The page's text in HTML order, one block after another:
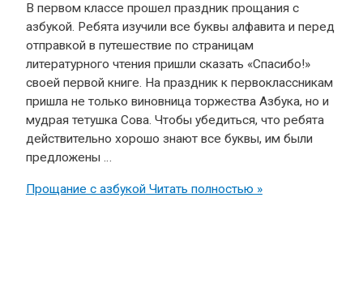
В первом классе прошел праздник прощания с
азбукой. Ребята изучили все буквы алфавита и перед
отправкой в путешествие по страницам
литературного чтения пришли сказать «Спасибо!»
своей первой книге. На праздник к первоклассникам
пришла не только виновница торжества Азбука, но и
мудрая тетушка Сова. Чтобы убедиться, что ребята
действительно хорошо знают все буквы, им были
предложены …
Прощание с азбукойЧитать полностью »